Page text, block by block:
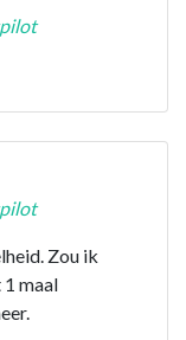
Zou ik
1 maal